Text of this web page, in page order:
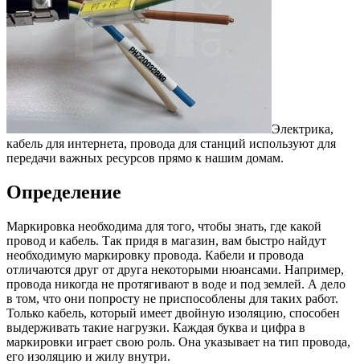
Электрика,
кабель для интернета, провода для станций используют для
передачи важных ресурсов прямо к нашим домам.
Определение
Маркировка необходима для того, чтобы знать, где какой
провод и кабель. Так придя в магазин, вам быстро найдут
необходимую маркировку провода. Кабели и провода
отличаются друг от друга некоторыми нюансами. Например,
провода никогда не протягивают в воде и под землей. А дело
в том, что они попросту не приспособлены для таких работ.
Только кабель, который имеет двойную изоляцию, способен
выдерживать такие нагрузки. Каждая буква и цифра в
маркировки играет свою роль. Она указывает на тип провода,
его изоляцию и жилу внутри.